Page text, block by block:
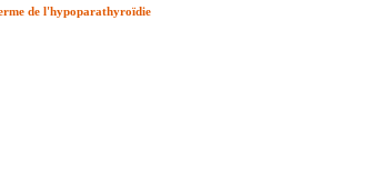
de l'hypoparathyroïdie